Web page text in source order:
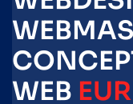
WEB